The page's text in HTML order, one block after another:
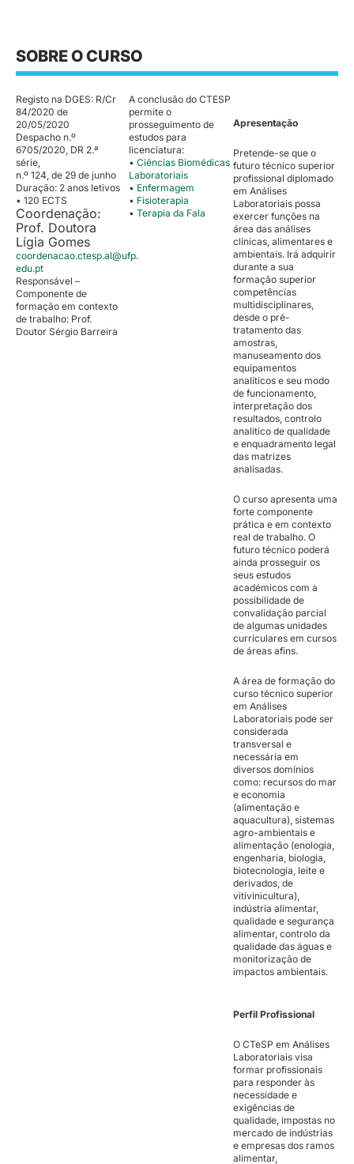
SOBRE O CURSO
Registo na DGES: R/Cr
84/2020 de
20/05/2020
Despacho n.º
6705/2020, DR 2.ª
série,
n.º 124, de 29 de junho
Duração: 2 anos letivos
• 120 ECTS
Coordenação:
Prof. Doutora
Lígia Gomes
coordenacao.ctesp.al@ufp.
edu.pt
Responsável –
Componente de
formação em contexto
de trabalho: Prof.
Doutor Sérgio Barreira
A conclusão do CTESP
permite o
prosseguimento de
estudos para
licenciatura:
• Ciências Biomédicas
Laboratoriais
• Enfermagem
• Fisioterapia
• Terapia da Fala
Apresentação
Pretende-se que o
futuro técnico superior
profissional diplomado
em Análises
Laboratoriais possa
exercer funções na
área das análises
clínicas, alimentares e
ambientais. Irá adquirir
durante a sua
formação superior
competências
multidisciplinares,
desde o pré-
tratamento das
amostras,
manuseamento dos
equipamentos
analíticos e seu modo
de funcionamento,
interpretação dos
resultados, controlo
analítico de qualidade
e enquadramento legal
das matrizes
analisadas.
O curso apresenta uma
forte componente
prática e em contexto
real de trabalho. O
futuro técnico poderá
ainda prosseguir os
seus estudos
académicos com a
possibilidade de
convalidação parcial
de algumas unidades
curriculares em cursos
de áreas afins.
A área de formação do
curso técnico superior
em Análises
Laboratoriais pode ser
considerada
transversal e
necessária em
diversos domínios
como: recursos do mar
e economia
(alimentação e
aquacultura), sistemas
agro-ambientais e
alimentação (enologia,
engenharia, biologia,
biotecnologia, leite e
derivados, de
vitivinicultura),
indústria alimentar,
qualidade e segurança
alimentar, controlo da
qualidade das águas e
monitorização de
impactos ambientais.
Perfil Profissional
O CTeSP em Análises
Laboratoriais visa
formar profissionais
para responder às
necessidade e
exigências de
qualidade, impostas no
mercado de indústrias
e empresas dos ramos
alimentar,